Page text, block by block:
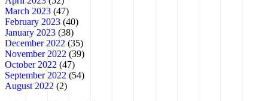
March 2023 (47)
February 2023 (40)
January 2023 (38)
December 2022 (35)
November 2022 (39)
October 2022 (47)
September 2022 (54)
August 2022 (2)